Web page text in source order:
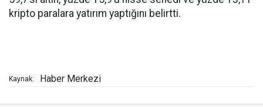
kripto paralara yatırım yaptığını belirtti.
Kaynak: Haber Merkezi